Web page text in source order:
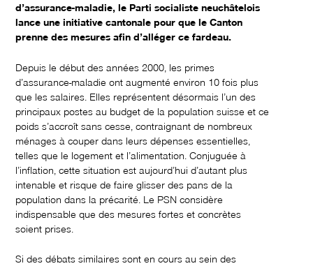
d’assurance-maladie, le Parti socialiste neuchâtelois
lance une initiative cantonale pour que le Canton
prenne des mesures afin d’alléger ce fardeau.
Depuis le début des années 2000, les primes
d’assurance-maladie ont augmenté environ 10 fois plus
que les salaires. Elles représentent désormais l’un des
principaux postes au budget de la population suisse et ce
poids s’accroît sans cesse, contraignant de nombreux
ménages à couper dans leurs dépenses essentielles,
telles que le logement et l’alimentation. Conjuguée à
l’inflation, cette situation est aujourd’hui d’autant plus
intenable et risque de faire glisser des pans de la
population dans la précarité. Le PSN considère
indispensable que des mesures fortes et concrètes
soient prises.
Si des débats similaires sont en cours au sein des